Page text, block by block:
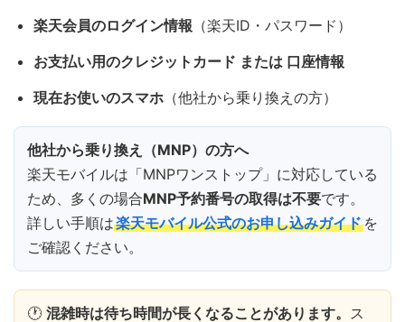
楽天会員のログイン情報 （楽天ID・パスワード）
お支払い用のクレジットカード または 口座情報
現在お使いのスマホ （他社から乗り換えの方）
他社から乗り換え（MNP）の方へ
楽天モバイルは「MNPワンストップ」に対応している
ため、多くの場合MNP予約番号の取得は不要です。
詳しい手順は楽天モバイル公式のお申し込みガイド を
ご確認ください。
🕐 混雑時は待ち時間が長くなることがあります。 ス